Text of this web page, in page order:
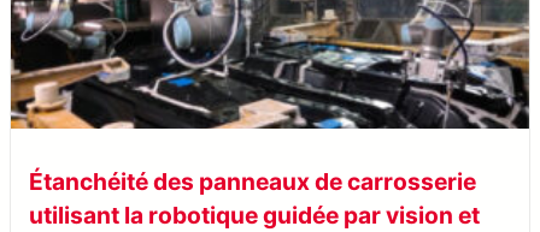
Étanchéité des panneaux de carrosserie
utilisant la robotique guidée par vision et